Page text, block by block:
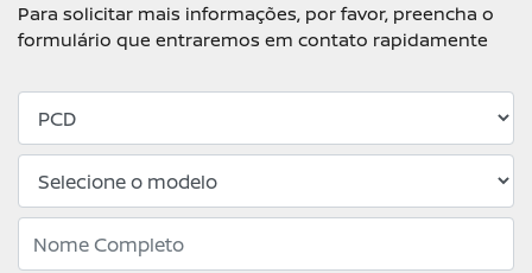
Para solicitar mais informações, por favor, preencha o
formulário que entraremos em contato rapidamente